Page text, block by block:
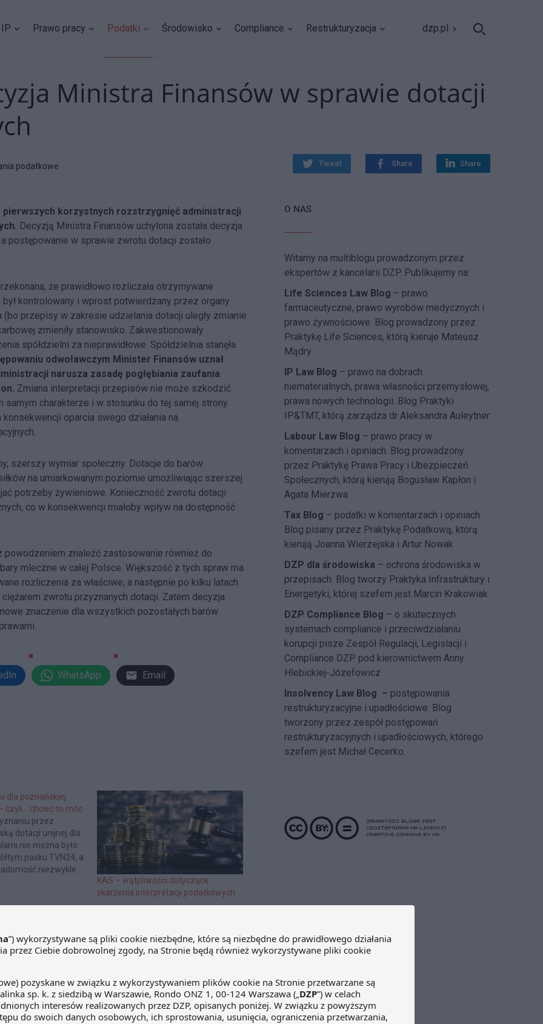
IP Prawo pracy Podatki Środowisko Compliance Restrukturyzacja dzp.pl
Ministra Finansów w sprawie dotacji
Tweet Share Share
podatkowe
pierwszych korzystnych rozstrzygnięć administracji
Decyzją Ministra Finansów uchylona została decyzja
postępowanie w sprawie zwrotu dotacji zostało
że prawidłowo rozliczała otrzymywane
kontrolowany i wprost potwierdzany przez organy
przepisy w zakresie udzielania dotacji uległy zmianie
zmieniły stanowisko. Zakwestionowały
spółdzielni za nieprawidłowe. Spółdzielnia stanęła
odwoławczym Minister Finansów uznał
narusza zasadę pogłębiania zaufania
Zmiana interpretacji przepisów nie może szkodzić
charakterze i w stosunku do tej samej strony.
oparcia swego działania na
szerszy wymiar społeczny. Dotacje do barów
na umiarkowanym poziomie umożliwiając szerszej
potrzeby żywieniowe. Konieczność zwrotu dotacji
co w konsekwencji miałoby wpływ na dostępność
powodzeniem znaleźć zastosowanie również do
mleczne w całej Polsce. Większość z tych spraw ma
rozliczenia za właściwe, a następnie po kilku latach
zwrotu przyznanych dotacji. Zatem decyzja
znaczenie dla wszystkich pozostałych barów
WhatsApp Email
dla poznańskiej
czyli… chcieć to móc
przez
dotacji unijnej dla
nie można było
pasku TVN24, a
niezwykle
w tym projektów
KAS – wątpliwości dotyczące
skarżenia interpretacji podatkowych
zwrot dotacji
O NAS
Witamy na multiblogu prowadzonym przez
ekspertów z kancelarii DZP. Publikujemy na:
Life Sciences Law Blog – prawo
farmaceutyczne, prawo wyrobów medycznych i
prawo żywnościowe. Blog prowadzony przez
Praktykę Life Sciences, którą kieruje Mateusz
Mądry
IP Law Blog – prawo na dobrach
niematerialnych, prawa własności przemysłowej,
prawa nowych technologii. Blog Praktyki
IP&TMT, którą zarządza dr Aleksandra Auleytner
Labour Law Blog – prawo pracy w
komentarzach i opiniach. Blog prowadzony
przez Praktykę Prawa Pracy i Ubezpieczeń
Społecznych, którą kierują Bogusław Kapłon i
Agata Mierzwa
Tax Blog – podatki w komentarzach i opiniach.
Blog pisany przez Praktykę Podatkową, którą
kierują Joanna Wierzejska i Artur Nowak
DZP dla środowiska – ochrona środowiska w
przepisach. Blog tworzy Praktyka Infrastruktury i
Energetyki, której szefem jest Marcin Krakowiak
DZP Compliance Blog – o skutecznych
systemach compliance i przeciwdziałaniu
korupcji pisze Zespół Regulacji, Legislacji i
Compliance DZP pod kierownictwem Anny
Hlebickiej-Józefowicz
Insolvency Law Blog – postępowania
restrukturyzacyjne i upadłościowe. Blog
tworzony przez zespół postępowań
restrukturyzacyjnych i upadłościowych, którego
szefem jest Michał Cecerko.